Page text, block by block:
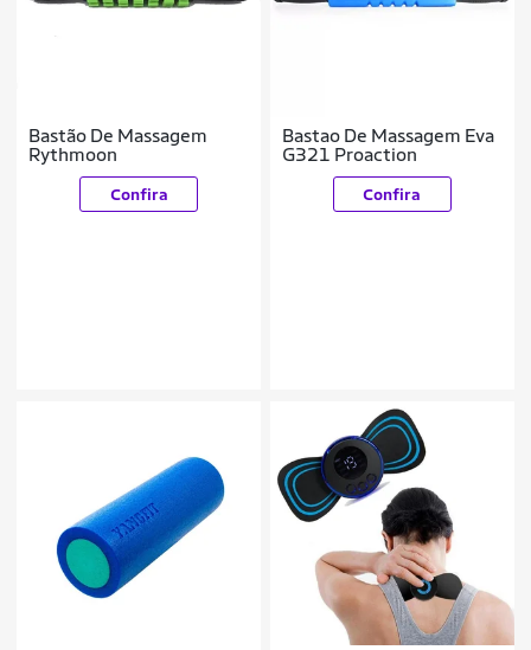
Bastão De Massagem
Rythmoon
Confira
Bastao De Massagem Eva
G321 Proaction
Confira